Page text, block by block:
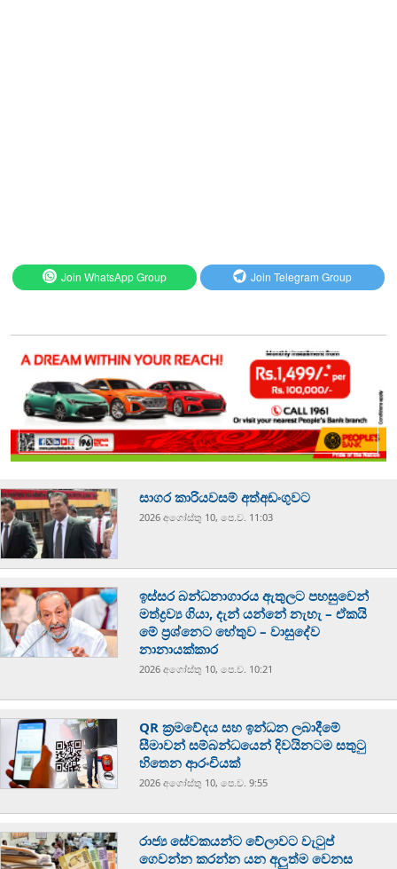
Join WhatsApp Group Join Telegram Group
සාගර කාරියවසම් අත්අඩංගුවට
2026 අගෝස්‍තු 10, පෙ.ව. 11:03
ඉස්සර බන්ධනාගාරය ඇතුලට පහසුවෙන්
මත්ද්‍රව්‍ය ගියා, දැන් යන්නේ නැහැ – ඒකයි
මේ ප්‍රශ්නෙට හේතුව – වාසුදේව
නානායක්කාර
2026 අගෝස්‍තු 10, පෙ.ව. 10:21
QR ක්‍රමවේදය සහ ඉන්ධන ලබාදීමේ
සීමාවන් සම්බන්ධයෙන් දිවයිනටම සතුටු
හිතෙන ආරංචියක්
2026 අගෝස්‍තු 10, පෙ.ව. 9:55
රාජ්‍ය සේවකයන්ට වේලාවට වැටුප්
ගෙවන්න කරන්න යන අලුත්ම වෙනස